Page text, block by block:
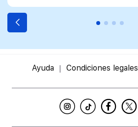
Ayuda Condiciones legales